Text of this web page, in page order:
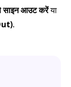
साइन आउट करेंया
.